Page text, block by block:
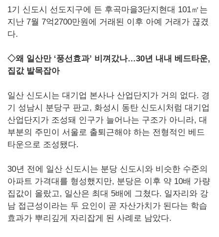
1기 신도시 선도지구에 든 후곡마을3단지현대 101㎡는
지난 7월 7억2700만원에 거래된 이후 아예 거래가 끊겼
다.
◇왜 일산만 ‘풍선효과’ 비껴갔나…30년 내내 베드타운,
집값 발목잡아
일산 신도시는 대기업 본사나 산업단지가 거의 없다. 경
기 성남시 분당구 판교, 화성시 동탄 신도시처럼 대기업
산업단지가 조성돼 인구가 늘어나는 구조가 아니라, 대
부분의 주민이 서울로 출퇴근해야 하는 전형적인 베드
타운으로 조성됐다.
30년 전에 일산 신도시는 분당 신도시와 비슷한 수준의
아파트 가격대를 형성했지만, 분당은 이후 약 10배 가량
집값이 올랐고, 일산은 최대 5배에 그쳤다. 일자리와 강
남 접근성이라는 두 요인이 곧 자산가치가 된다는 학습
효과가 뿌리깊게 자리잡게 된 사례로 남았다.